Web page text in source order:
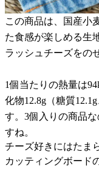
この商品は、国産小
た食感が楽しめる生
ラッシュチーズをの
1個当たりの熱量は
化物12.8g（糖質
す。3個入りの商品
すね。
チーズ好きにはたま
カッティングボード